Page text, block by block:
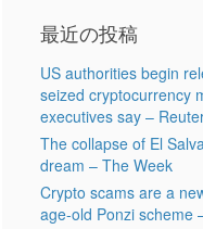
最近の投稿
US authorities begin
seized cryptocurrency
executives say –
The collapse of El
dream – The Week
Crypto scams are a
age-old Ponzi scheme